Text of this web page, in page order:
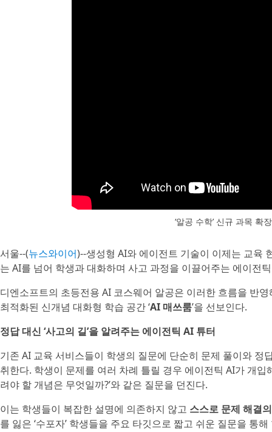
‘알공 수학’ 신규 과목 확
서울--(뉴스와이어)--생성형 AI와 에이전트 기술이 이제는 교육
는 AI를 넘어 학생과 대화하며 사고 과정을 이끌어주는 에이전
디엔소프트의 초등전용 AI 코스웨어 알공은 이러한 흐름을 반
최적화된 신개념 대화형 학습 공간 ‘AI 매쓰룸’을 선보인다.
정답 대신 ‘사고의 길’을 알려주는 에이전틱 AI 튜터
기존 AI 교육 서비스들이 학생의 질문에 단순히 문제 풀이와 정
취한다. 학생이 문제를 여러 차례 틀릴 경우 에이전틱 AI가 개입
려야 할 개념은 무엇일까?’와 같은 질문을 던진다.
이는 학생들이 복잡한 설명에 의존하지 않고 스스로 문제 해결
를 잃은 ‘수포자’ 학생들을 주요 타깃으로 짧고 쉬운 질문을 통